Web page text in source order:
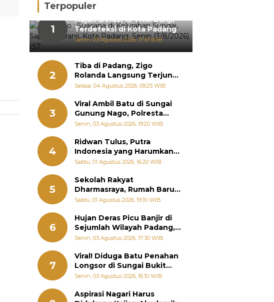
Terpopuler
1
Hujan Deras, 15 Titik Banjir
Terdeteksi di Kota Padang
Senin, 03 Agustus 2026, 17:10 WIB
2
Tiba di Padang, Zigo
Rolanda Langsung Terjun
Bantu Warga Terdampak
Selasa, 04 Agustus 2026, 09:25 WIB
3
Viral Ambil Batu di Sungai
Gunung Nago, Polresta
Padang Ungkap Fakta
Senin, 03 Agustus 2026, 19:20 WIB
4
Ridwan Tulus, Putra
Indonesia yang Harumkan
Nama Bangsa hingga
Jepang
Sabtu, 01 Agustus 2026, 16:20 WIB
5
Sekolah Rakyat
Dharmasraya, Rumah Baru
268 Anak Menggapai Mimpi
Kemiskinan
Sabtu, 01 Agustus 2026, 19:10 WIB
6
Hujan Deras Picu Banjir di
Sejumlah Wilayah Padang,
Fadly Amran Perintahkan
Senin, 03 Agustus 2026, 17:30 WIB
7
Viral! Diduga Batu Penahan
Longsor di Sungai Bukit
Nago Padang Diambil, Warga
Senin, 03 Agustus 2026, 16:10 WIB
Aspirasi Nagari Harus